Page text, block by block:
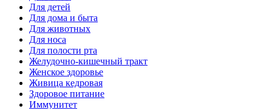
Для детей
Для дома и быта
Для животных
Для носа
Для полости рта
Желудочно-кишечный тракт
Женское здоровье
Живица кедровая
Здоровое питание
Иммунитет